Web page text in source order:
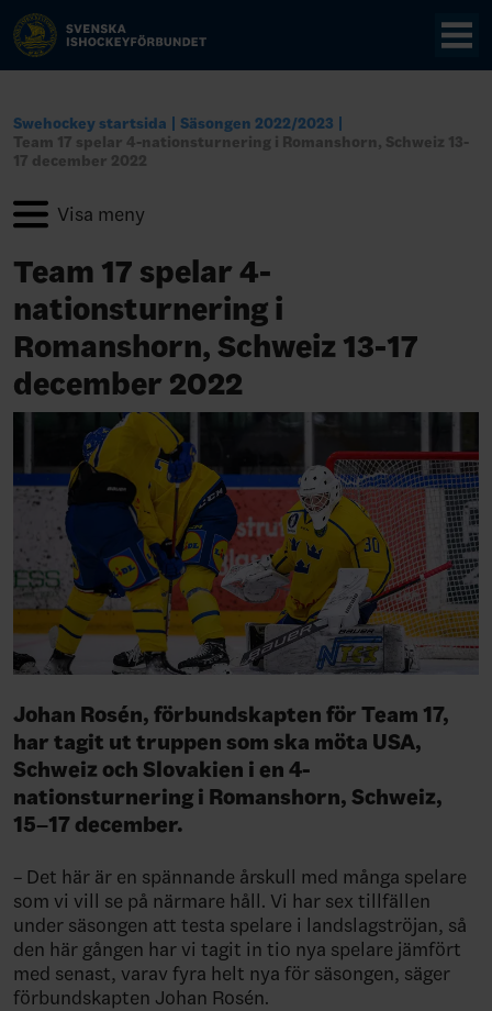
Swehockey startsida
Säsongen 2022/2023
Team 17 spelar 4-nationsturnering i Romanshorn, Schweiz 13-
17 december 2022
Team 17 spelar 4-
nationsturnering i
Romanshorn, Schweiz 13-17
december 2022
Johan Rosén, förbundskapten för Team 17,
har tagit ut truppen som ska möta USA,
Schweiz och Slovakien i en 4-
nationsturnering i Romanshorn, Schweiz,
15–17 december.
– Det här är en spännande årskull med många spelare
som vi vill se på närmare håll. Vi har sex tillfällen
under säsongen att testa spelare i landslagströjan, så
den här gången har vi tagit in tio nya spelare jämfört
med senast, varav fyra helt nya för säsongen, säger
förbundskapten Johan Rosén.